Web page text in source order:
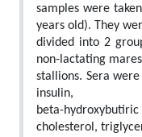
samples were
years old). They
divided into 2
non-lactating
stallions. Sera
insulin,
beta-
cholesterol,